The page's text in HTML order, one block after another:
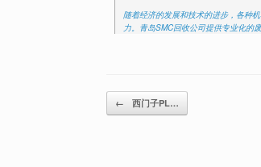
随着经济的发展和技术的进步，各种
力。青岛SMC回收公司提供专业化的
Post navigation
← 西门子PL…